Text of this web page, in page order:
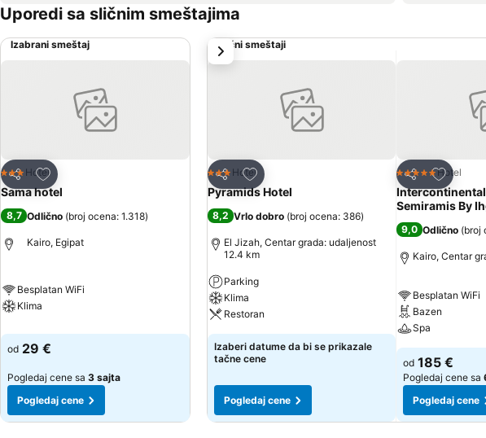
Uporedi sa sličnim smeštajima
Izabrani smeštaj
Deli
Dodati u favorite
3 Zvezdice
Hotel
Sama hotel
8,7 Odlično (broj ocena: 1.318)
Kairo, Egipat
Besplatan WiFi
Klima
od 29 €
Pogledaj cene sa 3 sajta
Pogledaj cene
Slični smeštaji
Deli
Dodati u favorite
3 Zvezdice
Hotel
Pyramids Hotel
8,2 Vrlo dobro (broj ocena: 386)
El Jizah, Centar grada: udaljenost
12.4 km
Parking
Klima
Restoran
Izaberi datume da bi se prikazale
tačne cene
Pogledaj cene
Deli
Dodati u
5 ZvezdiceHotel
Semiramis By
9,0 Odlično (broj
Kairo, Centar
Besplatan WiFi
Bazen
Spa
od 185 €
Pogledaj cene sa
Pogledaj cene
sledeće